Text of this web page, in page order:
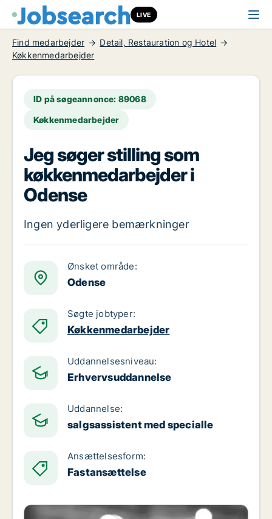
LIVE
Find medarbejder
Detail, Restauration og Hotel
Køkkenmedarbejder
ID på søgeannonce: 89068
Køkkenmedarbejder
Jeg søger stilling som
køkkenmedarbejder i
Odense
Ingen yderligere bemærkninger
Ønsket område:
Odense
Søgte jobtyper:
Køkkenmedarbejder
Uddannelsesniveau:
Erhvervsuddannelse
Uddannelse:
salgsassistent med specialle
Ansættelsesform:
Fastansættelse